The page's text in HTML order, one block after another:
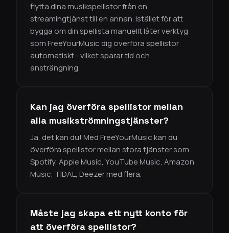
flytta dina musikspellistor från en
streamingtjänst till en annan. Istället för att
bygga om din spellista manuellt låter verktyg
som FreeYourMusic dig överföra spellistor
automatiskt - vilket sparar tid och
ansträngning.
Kan jag överföra spellistor mellan
alla musikströmningstjänster?
Ja, det kan du! Med FreeYourMusic kan du
överföra spellistor mellan stora tjänster som
Spotify, Apple Music, YouTube Music, Amazon
Music, TIDAL, Deezer med flera.
Måste jag skapa ett nytt konto för
att överföra spellistor?